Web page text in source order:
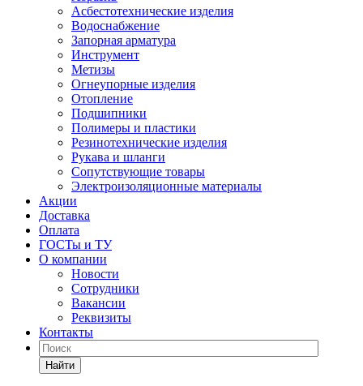
Асбестотехнические изделия
Водоснабжение
Запорная арматура
Инструмент
Метизы
Огнеупорные изделия
Отопление
Подшипники
Полимеры и пластики
Резинотехнические изделия
Рукава и шланги
Сопутствующие товары
Электроизоляционные материалы
Акции
Доставка
Оплата
ГОСТы и ТУ
О компании
Новости
Сотрудники
Вакансии
Реквизиты
Контакты
Найти